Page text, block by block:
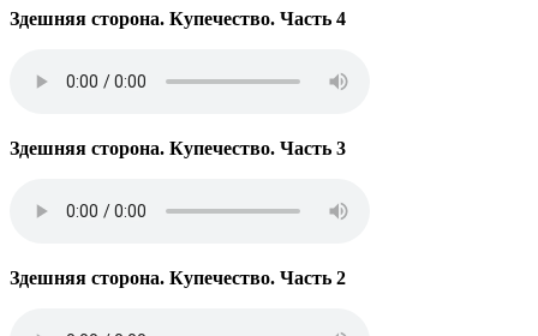
Здешняя сторона. Купечество. Часть 4
Здешняя сторона. Купечество. Часть 3
Здешняя сторона. Купечество. Часть 2